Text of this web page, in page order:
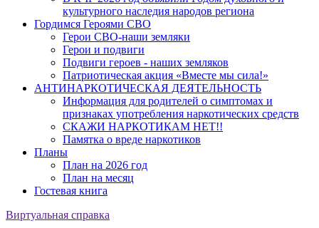
культурного наследия народов региона
Гордимся Героями СВО
Герои СВО-наши земляки
Герои и подвиги
Подвиги героев - наших земляков
Патриотическая акция «Вместе мы сила!»
АНТИНАРКОТИЧЕСКАЯ ДЕЯТЕЛЬНОСТЬ
Информация для родителей о симптомах и
признаках употребления наркотических средств
СКАЖИ НАРКОТИКАМ НЕТ!!
Памятка о вреде наркотиков
Планы
План на 2026 год
План на месяц
Гостевая книга
Виртуальная справка